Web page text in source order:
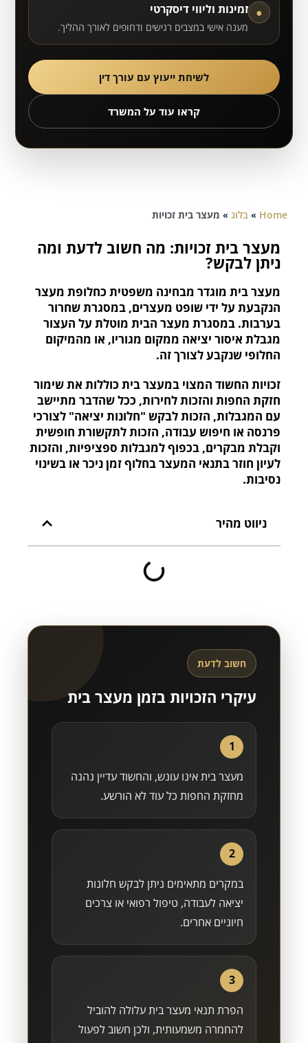
● זמינות וליווי דיסקרטי
מענה אישי במצבים רגישים ודחופים לאורך ההליך.
לשיחת ייעוץ עם עורך דין
קראו עוד על המשרד
Home
» בלוג » מעצר בית זכויות
מעצר בית זכויות: מה חשוב לדעת ומה
ניתן לבקש?
מעצר בית מוגדר מבחינה משפטית כחלופת מעצר
הנקבעת על ידי שופט מעצרים, במסגרת שחרור
בערבות. במסגרת מעצר הבית מוטלת על העצור
מגבלת איסור יציאה ממקום מגוריו, או מהמיקום
החלופי שנקבע לצורך זה.
זכויות החשוד המצוי במעצר בית כוללות את שימור
חזקת החפות והזכות לחירות, ככל שהדבר מתיישב
עם המגבלות, הזכות לבקש "חלונות יציאה" לצורכי
פרנסה או חיפוש עבודה, הזכות לתקשורת חופשית
וקבלת מבקרים, בכפוף למגבלות ספציפיות, והזכות
לעיון חוזר בתנאי המעצר בחלוף זמן ניכר או בשינוי
נסיבות.
ניווט מהיר
חשוב לדעת
עיקרי הזכויות בזמן מעצר בית
1
מעצר בית אינו עונש, והחשוד עדיין נהנה
מחזקת החפות כל עוד לא הורשע.
2
במקרים מתאימים ניתן לבקש חלונות
יציאה לעבודה, טיפול רפואי או צרכים
חיוניים אחרים.
3
הפרת תנאי מעצר בית עלולה להוביל
להחמרה משמעותית, ולכן חשוב לפעול